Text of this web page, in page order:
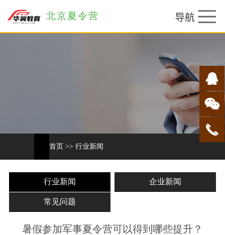
北京夏令营
首页 >> 行业新闻
行业新闻 企业新闻
常见问题
暑假参加军事夏令营可以得到哪些提升？